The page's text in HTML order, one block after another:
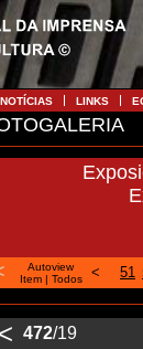
NOTÍCIAS LINKS
Autoview
Item| Todos < 51
< 472/19